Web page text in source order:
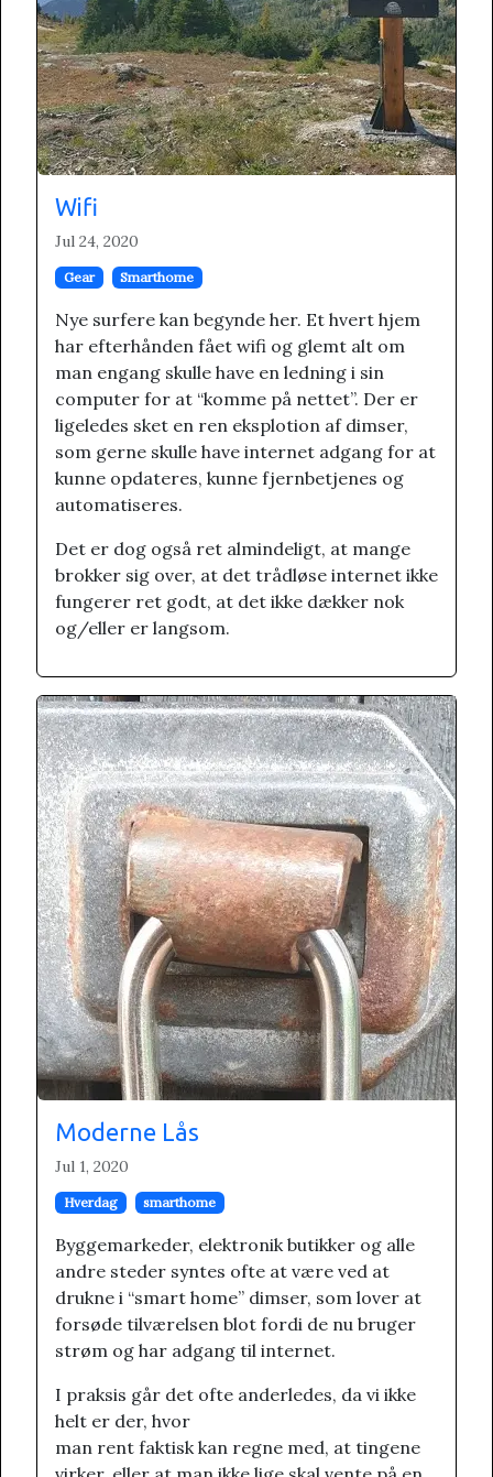
Wifi
Jul 24, 2020
Gear Smarthome
Nye surfere kan begynde her. Et hvert hjem
har efterhånden fået wifi og glemt alt om
man engang skulle have en ledning i sin
computer for at “komme på nettet”. Der er
ligeledes sket en ren eksplotion af dimser,
som gerne skulle have internet adgang for at
kunne opdateres, kunne fjernbetjenes og
automatiseres.
Det er dog også ret almindeligt, at mange
brokker sig over, at det trådløse internet ikke
fungerer ret godt, at det ikke dækker nok
og/eller er langsom.
Moderne Lås
Jul 1, 2020
Hverdag smarthome
Byggemarkeder, elektronik butikker og alle
andre steder syntes ofte at være ved at
drukne i “smart home” dimser, som lover at
forsøde tilværelsen blot fordi de nu bruger
strøm og har adgang til internet.
I praksis går det ofte anderledes, da vi ikke
helt er der, hvor
man rent faktisk kan regne med, at tingene